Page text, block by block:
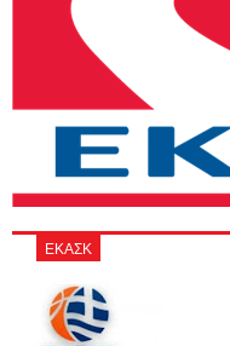
ΕΚΑΣΚ